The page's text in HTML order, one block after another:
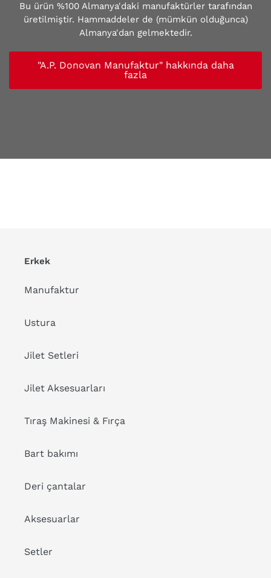
Bu ürün %100 Almanya'daki manufaktürler tarafından
üretilmiştir. Hammaddeler de (mümkün olduğunca)
Almanya'dan gelmektedir.
"A.P. Donovan Manufaktur" hakkında daha
fazla
Erkek
Manufaktur
Ustura
Jilet Setleri
Jilet Aksesuarları
Tıraş Makinesi & Fırça
Bart bakımı
Deri çantalar
Aksesuarlar
Setler